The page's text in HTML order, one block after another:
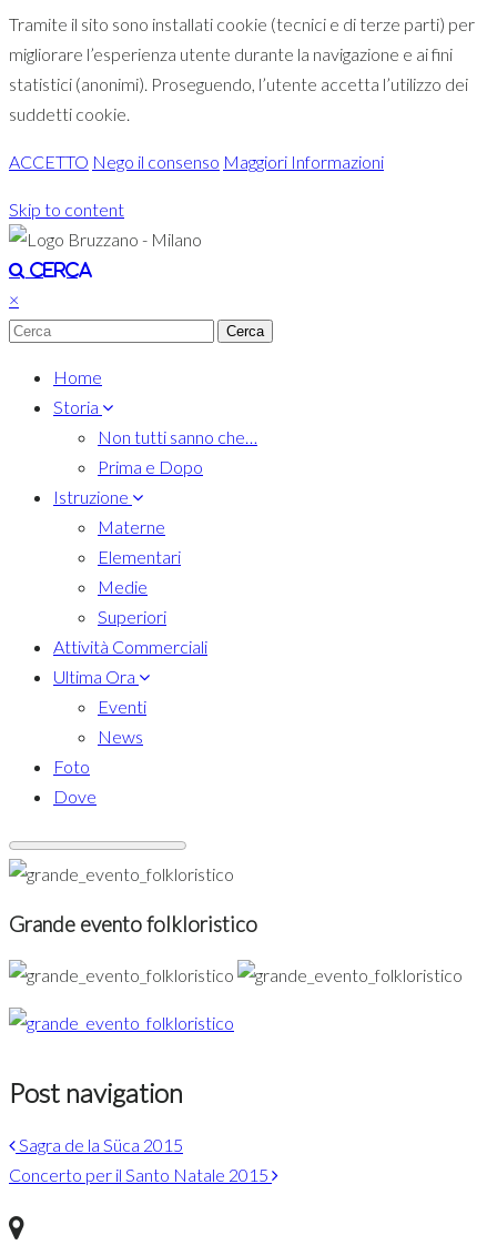
Tramite il sito sono installati cookie (tecnici e di terze parti) per
migliorare l’esperienza utente durante la navigazione e ai fini
statistici (anonimi). Proseguendo, l’utente accetta l’utilizzo dei
suddetti cookie.
ACCETTO Nego il consenso Maggiori Informazioni
Skip to content
Toggle navigation
Cerca
×
Home
Storia
Non tutti sanno che…
Prima e Dopo
Istruzione
Materne
Elementari
Medie
Superiori
Attività Commerciali
Ultima Ora
Eventi
News
Foto
Dove
Grande evento folkloristico
Post navigation
Sagra de la Süca 2015
Concerto per il Santo Natale 2015